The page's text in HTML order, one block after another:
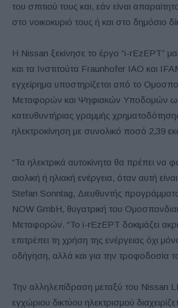
του σπιτιού τους και, εάν είναι
στο νοικοκυριό τους ή και στο δημόσιο
Η Nissan ξεκίνησε το έργο “i-rEzEPT”
και τα Ινστιτούτα Fraunhofer IAO και
εγχείρημα υποστηρίζεται από το
Μεταφορών και Ψηφιακών Υποδομών
κατευθυντήριας γραμμής
ηλεκτροκίνηση με συνολικό ποσό 2,39
“Τα ηλεκτρικά αυτοκίνητα θα πρέπει να
αιολική ή ηλιακή ενέργεια, όταν αυτή
Stefan Sonntag, Διευθυντής
NOW GmbH, θυγατρική του
Μεταφορών. “Το i-rEzEPT δοκιμάζει
επιτρέπει τη χρήση της ενέργειας όχι
οδήγηση, αλλά και για την τροφοδοσία
Την αλληλεπίδραση μεταξύ του Nissan
εγχώριου δικτύου ηλεκτρισμού